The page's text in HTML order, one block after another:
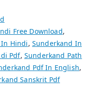
Free Download,
Hindi, Sunderkand In
Pdf, Sunderkand Path
Pdf In English,
Sanskrit Pdf